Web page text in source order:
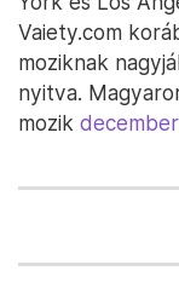
Vaiety.com
moziknak
nyitva.
mozik december